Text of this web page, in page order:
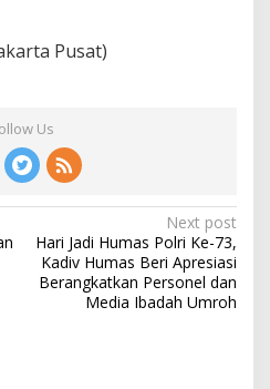
Pusat)
Us
Next post
Hari Jadi Humas Polri Ke-73,
Kadiv Humas Beri Apresiasi
Berangkatkan Personel dan
Media Ibadah Umroh